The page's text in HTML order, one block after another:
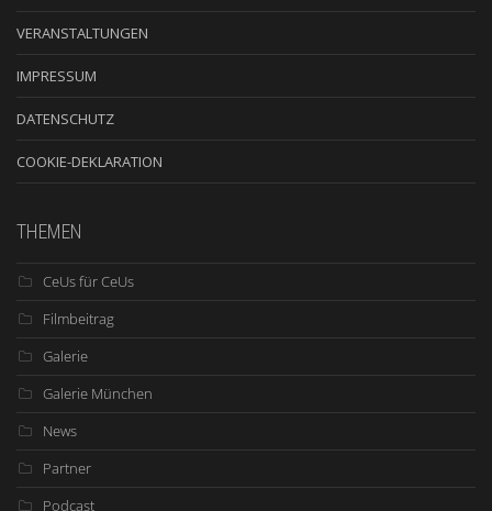
VERANSTALTUNGEN
IMPRESSUM
DATENSCHUTZ
COOKIE-DEKLARATION
THEMEN
CeUs für CeUs
Filmbeitrag
Galerie
Galerie München
News
Partner
Podcast